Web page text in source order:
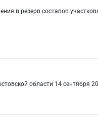
в резерв составов
области 14 сентября